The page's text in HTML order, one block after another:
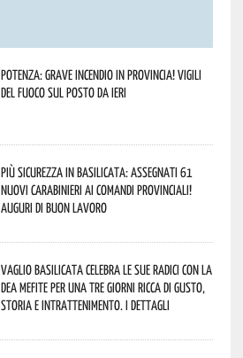
Potenza: grave incendio in Provincia! Vigili
del fuoco sul posto da ieri
Più sicurezza in Basilicata: assegnati 61
nuovi Carabinieri ai Comandi provinciali!
Auguri di buon lavoro
Vaglio Basilicata celebra le sue radici con la
Dea Mefite per una tre giorni ricca di gusto,
storia e intrattenimento. I dettagli